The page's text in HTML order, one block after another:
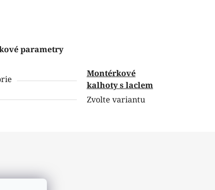
parametry
Montérkové
kalhoty s laclem
Zvolte variantu